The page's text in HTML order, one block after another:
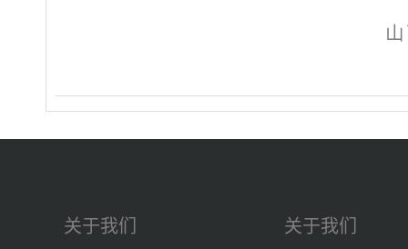
关于我们 关于我们